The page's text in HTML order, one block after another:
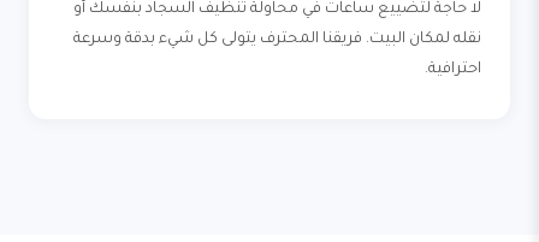
لا حاجة لتضييع ساعات في محاولة تنظيف السجاد بنفسك أو
نقله لمكان البيت. فريقنا المحترف يتولى كل شيء بدقة وسرعة
احترافية.